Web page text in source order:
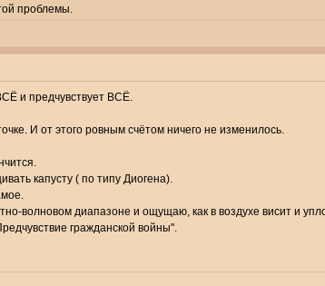
проблемы.
и предчувствует ВСЁ.
И от этого ровным счётом ничего не изменилось.
капусту ( по типу Диогена).
волновом диапазоне и ощущаю, как в воздухе висит и
гражданской войны".